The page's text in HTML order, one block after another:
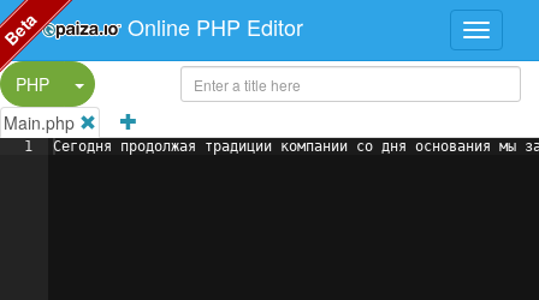
Online PHP Editor
PHP
Split Button!
Main.php
1 Сегодня продолжая традиции компании со дня основания мы